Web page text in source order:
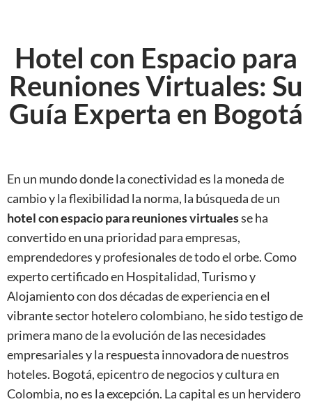
Hotel con Espacio para
Reuniones Virtuales: Su
Guía Experta en Bogotá
En un mundo donde la conectividad es la moneda de
cambio y la flexibilidad la norma, la búsqueda de un
hotel con espacio para reuniones virtualesse ha
convertido en una prioridad para empresas,
emprendedores y profesionales de todo el orbe. Como
experto certificado en Hospitalidad, Turismo y
Alojamiento con dos décadas de experiencia en el
vibrante sector hotelero colombiano, he sido testigo de
primera mano de la evolución de las necesidades
empresariales y la respuesta innovadora de nuestros
hoteles. Bogotá, epicentro de negocios y cultura en
Colombia, no es la excepción. La capital es un hervidero